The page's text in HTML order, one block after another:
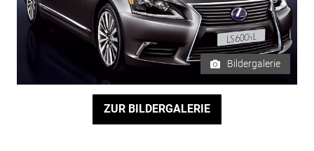
Bildergalerie
ZUR BILDERGALERIE